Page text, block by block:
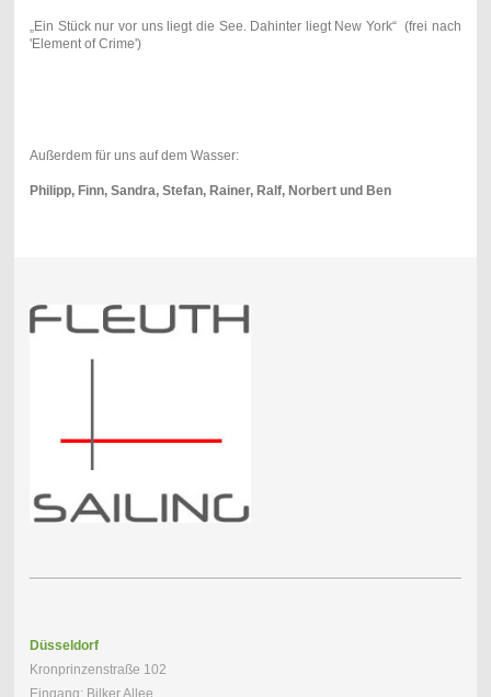
„Ein Stück nur vor uns liegt die See. Dahinter liegt New York“ (frei nach
'Element of Crime')
Außerdem für uns auf dem Wasser:
Philipp, Finn, Sandra, Stefan, Rainer, Ralf, Norbert und Ben
Düsseldorf
Kronprinzenstraße 102
Eingang: Bilker Allee